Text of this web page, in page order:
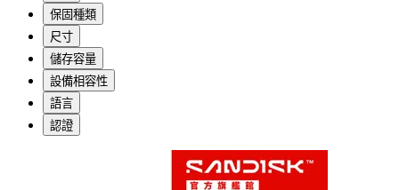
保固種類
尺寸
儲存容量
設備相容性
語言
認證